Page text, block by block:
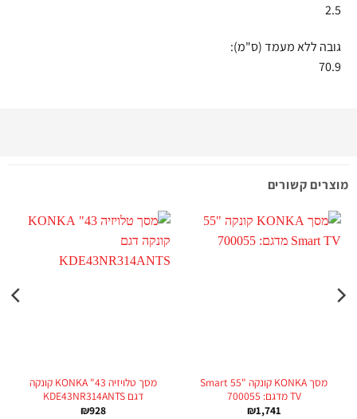
2.5
גובה ללא מעמד (ס"מ):
70.9
מוצרים קשורים
מסך KONKA קונקה "55 Smart
TV מדגם: 700055
₪1,741
מסך טלויזיה 43" KONKA קונקה
דגם KDE43NR314ANTS
₪928